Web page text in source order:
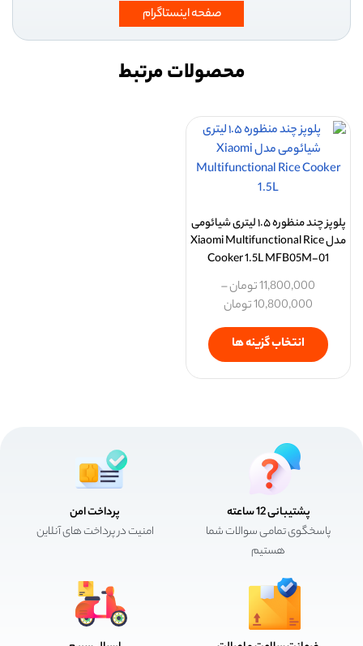
صفحه اینستاگرام
محصولات مرتبط
پلوپز چند منظوره ۱.۵ لیتری شیائومی
مدل Xiaomi Multifunctional Rice
Cooker 1.5L MFB05M-01
11,800,000تومان–
10,800,000تومان
انتخاب گزینه ها
پشتیبانی 12 ساعته
پاسخگوی تمامی سوالات شما
هستیم
پرداخت امن
امنیت در پرداخت های آنلاین